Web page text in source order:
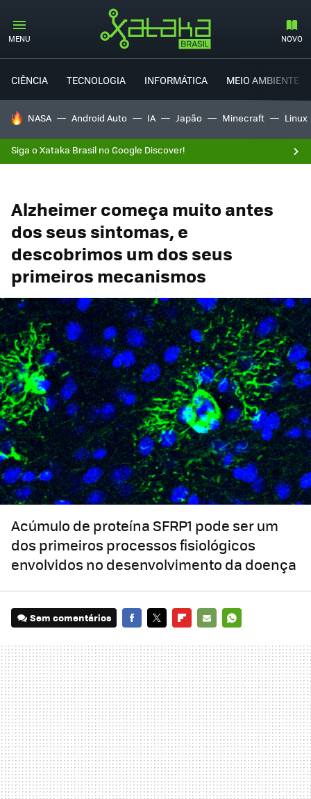
MENU NOVO
CIÊNCIA TECNOLOGIA INFORMÁTICA MEIO AMBIENTE
TENDÊNCIAS DO DIA
NASA Android Auto IA Japão Minecraft Linux
Siga o Xataka Brasil no Google Discover!
Alzheimer começa muito antes
dos seus sintomas, e
descobrimos um dos seus
primeiros mecanismos
Acúmulo de proteína SFRP1 pode ser um
dos primeiros processos fisiológicos
envolvidos no desenvolvimento da doença
Sem comentários
MAIL